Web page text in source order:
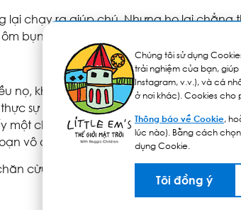
lại chạy ra giúp chú. Nhưng họ lại chẳng
bụng cười khoái chí.
nọ, khi mặt trời lặn xuống sau cánh rừng
sự xuất hiện. Nó nấp sau bụi cây rình
một chú cừu tội nghiệp. Thấy sói cả đàn
vô cùng.
cừu vội chạy về làng và la to:
Chúng tôi sử dụng
trải nghiệm của bạn,
Instagram, v.v.), và cá
ở nơi khác). Cookies cho
Thông báo về Cookie,
lúc nào). Bằng cách
dụng Cookie.
Tôi đồng ý